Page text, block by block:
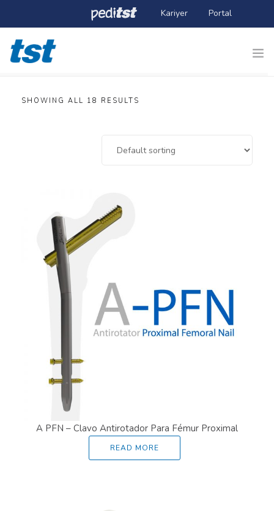
Kariyer Portal
Contacto
Language Menu:
SHOWING ALL 18 RESULTS
A PFN – Clavo Antirotador Para Fémur Proximal
READ MORE